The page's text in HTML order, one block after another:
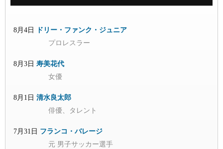
8月4日
ドリー・ファンク・ジュニア
プロレスラー
8月3日 寿美花代
女優
8月1日 清水良太郎
俳優、タレント
7月31日 フランコ・バレージ
元 男子サッカー選手